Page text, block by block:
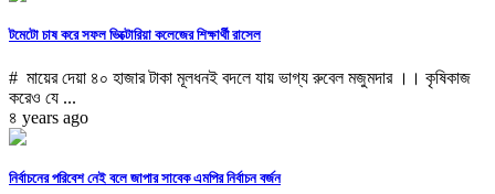
টমেটো চাষ করে সফল ভিক্টোরিয়া কলেজের শিক্ষার্থী রাসেল
# মায়ের দেয়া ৪০ হাজার টাকা মূলধনই বদলে যায় ভাগ্য রুবেল মজুমদার ।। কৃষিকাজ
করেও যে ...
৪ years ago
নির্বাচনের পরিবেশ নেই বলে জাপার সাবেক এমপির নির্বাচন বর্জন